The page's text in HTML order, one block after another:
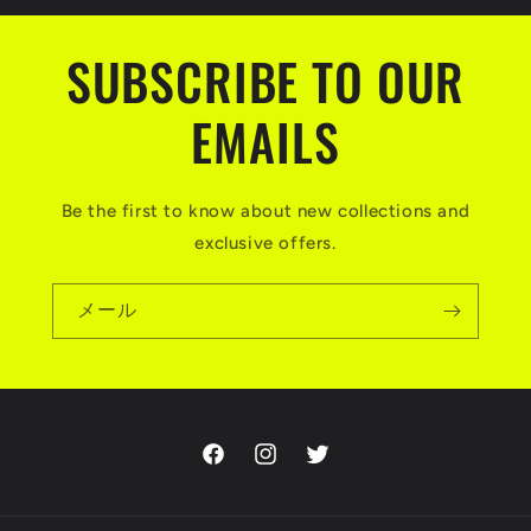
SUBSCRIBE TO OUR
EMAILS
Be the first to know about new collections and
exclusive offers.
メール
FacebookInstagramTwitter